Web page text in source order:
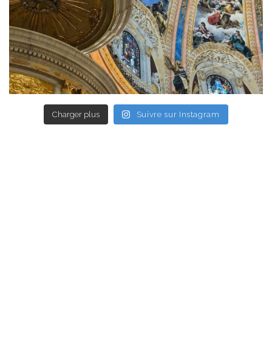
Charger plus Suivre sur Instagram